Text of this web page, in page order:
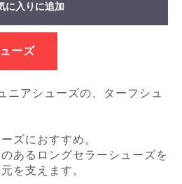
ーズ
ニアシューズの、ターフシュ
ズにおすすめ。
あるロングセラーシューズを
を支えます。
に入りに追加